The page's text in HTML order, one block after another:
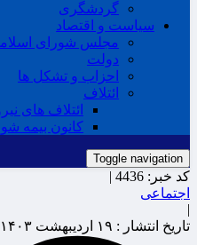
گردشگری
سیاست و اقتصاد
مجلس شورای
دولت
احزاب و تشکل ها
ائتلاف
ائتلاف های
کانون بیمه
Toggle navigation
کد خبر: 4436 |
اجتماعی
|
تاریخ انتشار : ۱۹ اردیبهشت ۱۴۰۳ - ۱۴:۰۲ |